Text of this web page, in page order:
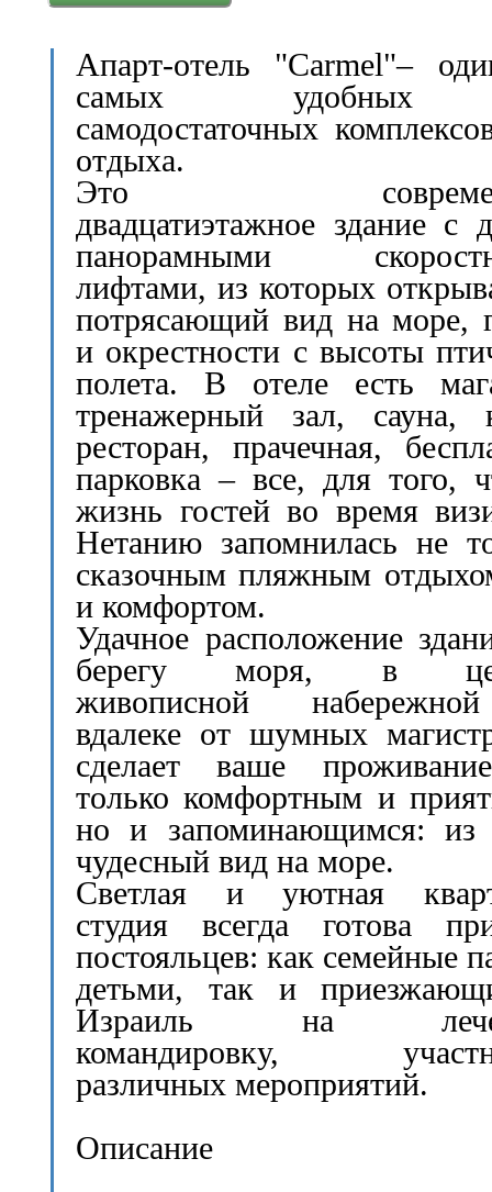
Апарт-отель "Carmel"–
самых
самодостаточных
отдыха.
Это
двадцатиэтажное здание с
панорамными
лифтами, из которых
потрясающий вид на море,
и окрестности с высоты
полета. В отеле есть
тренажерный зал, сауна,
ресторан, прачечная,
парковка – все, для того,
жизнь гостей во время
Нетанию запомнилась не
сказочным пляжным
и комфортом.
Удачное расположение
берегу моря, в
живописной
вдалеке от шумных
сделает ваше
только комфортным и
но и запоминающимся: из
чудесный вид на море.
Светлая и уютная
студия всегда готова
постояльцев: как семейные
детьми, так и
Израиль на
командировку,
различных мероприятий.
Описание